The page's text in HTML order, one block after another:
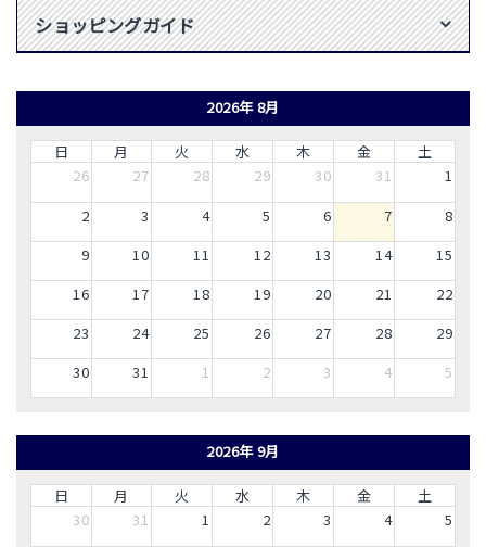
ショッピングガイド
2026年 8月
日 月 火 水 木 金
土
26
27 28 29 30 31
1
2
3 4 5 6 7
8
9
10 11 12 13 14
15
16
17 18 19 20 21
22
23
24 25 26 27 28
29
30
31 1 2 3 4 5
2026年 9月
日 月 火 水 木 金
土
30
31 1 2 3 4
5